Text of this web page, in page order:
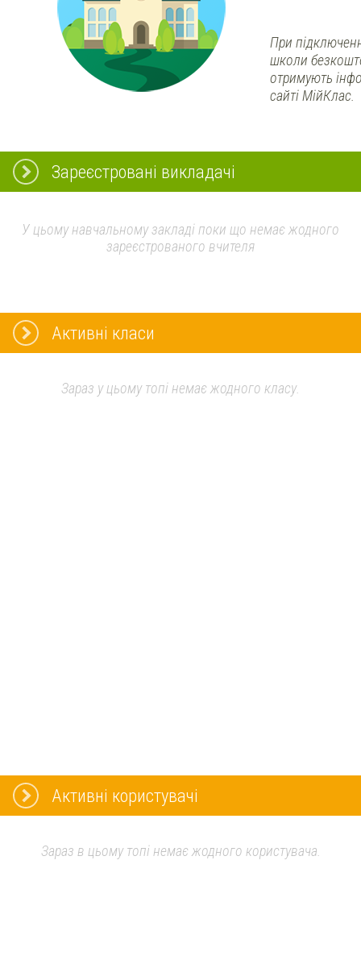
При
школи
отримують
сайті МійКлас.
Зареєстровані викладачі
У цьому навчальному закладі поки що немає жодного
зареєстрованого вчителя
Активні класи
Зараз у цьому топі немає жодного класу.
Активні користувачі
Зараз в цьому топі немає жодного користувача.